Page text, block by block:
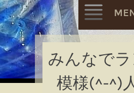
Skip
to
content
みんなで
模様(^-^)